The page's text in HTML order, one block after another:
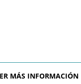
MÁS INFORMACIÓN